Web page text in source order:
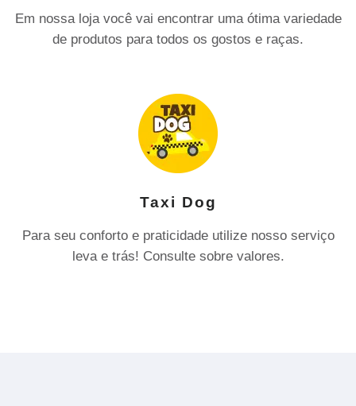
Em nossa loja você vai encontrar uma ótima variedade
de produtos para todos os gostos e raças.
Taxi Dog
Para seu conforto e praticidade utilize nosso serviço
leva e trás! Consulte sobre valores.